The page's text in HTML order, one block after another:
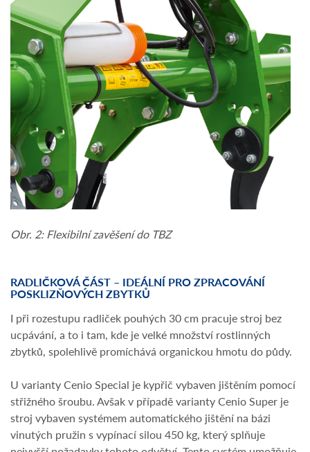
Obr. 2: Flexibilní zavěšení do TBZ
RADLIČKOVÁ ČÁST – IDEÁLNÍ PRO ZPRACOVÁNÍ
POSKLIZŇOVÝCH ZBYTKŮ
I při rozestupu radliček pouhých 30 cm pracuje stroj bez
ucpávání, a to i tam, kde je velké množství rostlinných
zbytků, spolehlivě promíchává organickou hmotu do půdy.
U varianty Cenio Special je kypřič vybaven jištěním pomocí
střižného šroubu. Avšak v případě varianty Cenio Super je
stroj vybaven systémem automatického jištění na bázi
vinutých pružin s vypínací silou 450 kg, který splňuje